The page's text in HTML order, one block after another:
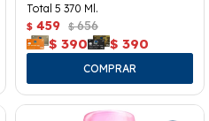
Total 5 370 Ml.
$ 459 $ 656
$ 390 $ 390